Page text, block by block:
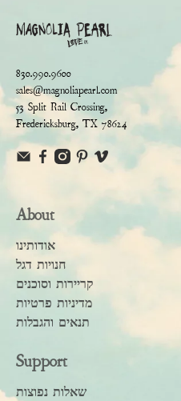
830.990.9600
sales@magnoliapearl.com
53 Split Rail Crossing,
Fredericksburg, TX 78624
About
אודותינו
חנויות דגל
קריירות וסוכנים
מדיניות פרטיות
תנאים והגבלות
Support
שאלות נפוצות